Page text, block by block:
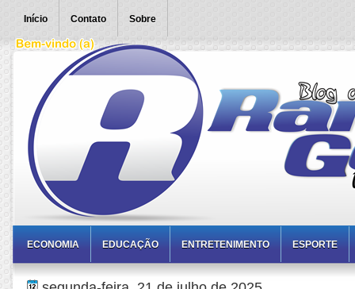
Início Contato Sobre
ECONOMIA EDUCAÇÃO ENTRETENIMENTO ESPORTE